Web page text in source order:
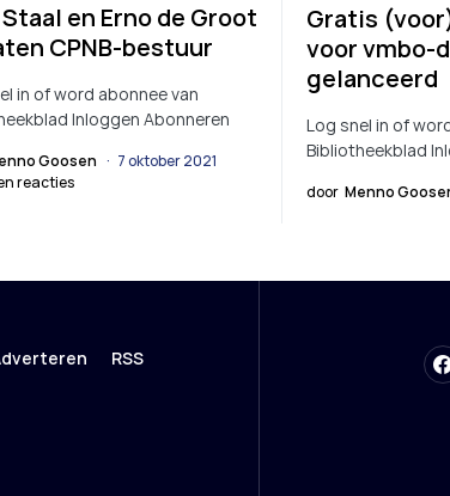
Staal en Erno de Groot
CPNB-bestuur
in of word abonnee van
Inloggen Abonneren
Goosen
7 oktober 2021
reacties
Gratis
voor vmbo-
gelanceerd
Log snel in of
Bibliotheekblad
door Menno
RSS